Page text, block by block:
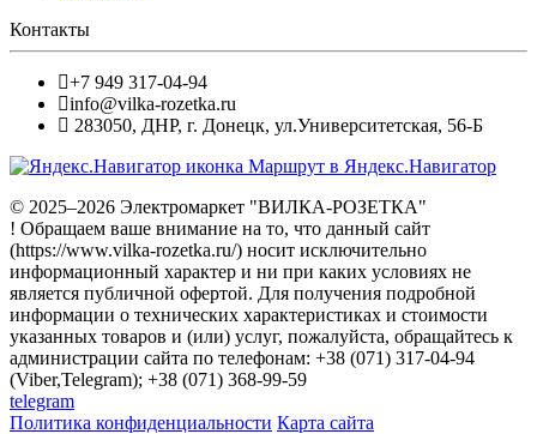
Контакты
+7 949 317-04-94
info@vilka-rozetka.ru
283050, ДНР, г. Донецк, ул.Университетская, 56-Б
Маршрут в Яндекс.Навигатор
© 2025–2026 Электромаркет "ВИЛКА-РОЗЕТКА"
! Обращаем ваше внимание на то, что данный сайт
(https://www.vilka-rozetka.ru/) носит исключительно
информационный характер и ни при каких условиях не
является публичной офертой. Для получения подробной
информации о технических характеристиках и стоимости
указанных товаров и (или) услуг, пожалуйста, обращайтесь к
администрации сайта по телефонам: +38 (071) 317-04-94
(Viber,Telegram); +38 (071) 368-99-59
telegram
Политика конфиденциальности Карта сайта